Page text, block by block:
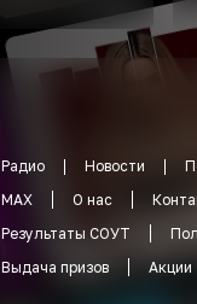
Радио Новости
MAX
О нас
Результаты СОУТ
Выдача призов
Акции